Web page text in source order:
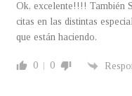
Ok, excelente!!!! También
citas en las distintas
que están haciendo.
0 0